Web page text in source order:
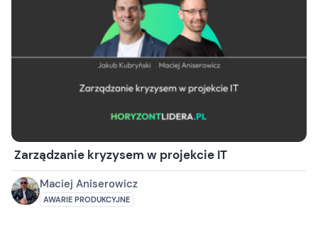
Zarządzanie kryzysem w projekcie IT
Maciej Aniserowicz
AWARIE PRODUKCYJNE